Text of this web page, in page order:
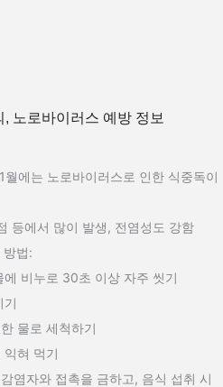
, 노로바이러스 예방 정보
월에는 노로바이러스로 인한 식중독이
등에서 많이 발생, 전염성도 강함
법:
비누로 30초 이상 자주 씻기
기
물로 세척하기
혀 먹기
염자와 접촉을 금하고, 음식 섭취 시